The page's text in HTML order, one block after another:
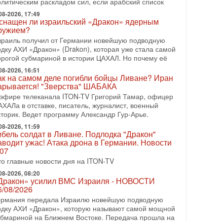
отменил удар по Ирану - НОВОСТИ
08/2026
США Дональд Трамп сегодня заявил об
подготовленного удара по Ирану после
Тегерана и других стран региона. По его
2026, 17:50
голос» Израиля: кто заберет его на этот
русскоязычных репатриантов не раз кардинально
политический ландшафт Израиля. Достаточно
взлет партии «Исраэль ба-алия», когда
2026, 17:00
закрытых дверей: о чём на самом деле
Трамп и Нетаньяху?
визит премьер-министра Израиля Биньямина
в США и его встреча с Дональдом Трампом
больше вопросов, чем ответов. Полная
07-2026, 15:18
готовит покушение на Нетаниягу! Трамп не
эскалации, но КСИР готовит взрыв!
телеканала ITON-TV СЕРГЕЙ МИГДАЛЬ,
2026, 17:49
ли израильский «Дракон» ядерным
получил от Германии новейшую подводную
АХИ «Дракон» (Drakon), которая уже стала самой
субмариной в истории ЦАХАЛ. Но почему её
2026, 16:51
на самом деле погибли бойцы Ливане? Иран
"Зверства" ШАБАКА
телеканала ITON-TV Григорий Тамар, офицер
в отставке, писатель, журналист, военный
Ведет программу Александр Гур-Арье.
2026, 11:59
солдат в Ливане. Подлодка "Дракон"
ужас! Атака дрона в Германии. Новости
главные новости дня на ITON-TV
2026, 08:20
усилил ВМС Израиля - НОВОСТИ
08/2026
передала Израилю новейшую подводную
АХИ «Дракон», которую называют самой мощной
на Ближнем Востоке. Передача прошла на